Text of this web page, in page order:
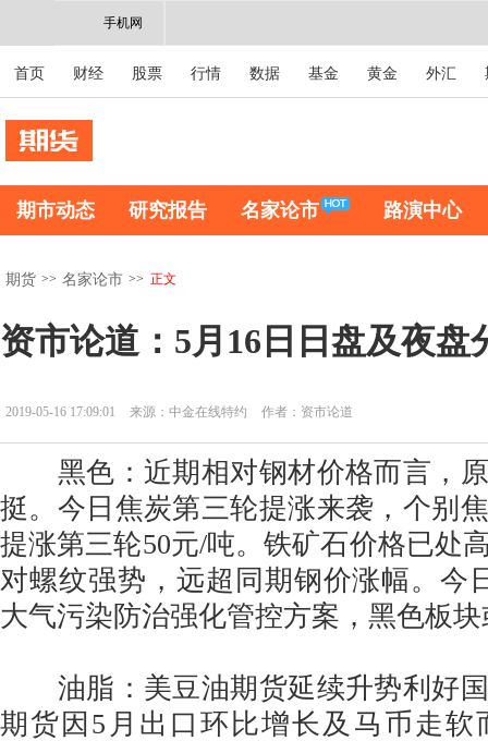
手机网
首页 财经 股票 行情 数据 基金 黄金 外汇
期市动态 研究报告 名家论市 路演中心
期货 >> 名家论市 >> 正文
资市论道：5月16日日盘及夜盘
2019-05-16 17:09:01 来源：中金在线特约 作者：资市论道
黑色：近期相对钢材价格而言，原
挺。今日焦炭第三轮提涨来袭，个别
提涨第三轮50元/吨。铁矿石价格已处
对螺纹强势，远超同期钢价涨幅。今
大气污染防治强化管控方案，黑色板
油脂：美豆油期货延续升势利好国
期货因5月出口环比增长及马币走软